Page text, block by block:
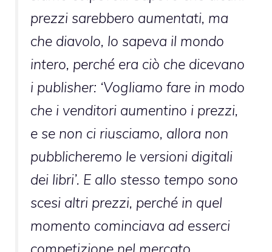
prezzi sarebbero aumentati, ma
che diavolo, lo sapeva il mondo
intero, perché era ciò che dicevano
i publisher: ‘Vogliamo fare in modo
che i venditori aumentino i prezzi,
e se non ci riusciamo, allora non
pubblicheremo le versioni digitali
dei libri’. E allo stesso tempo sono
scesi altri prezzi, perché in quel
momento cominciava ad esserci
competizione nel mercato.